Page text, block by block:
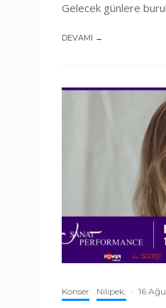
Gelecek günlere
DEVAMI →
Konser Nilipek. · 16